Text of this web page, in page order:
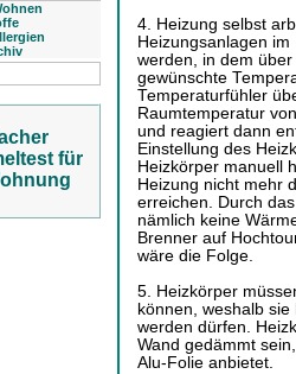
für
4. Heizung selbst
Heizungsanlagen
werden, in dem
gewünschte
Temperaturfühler
Raumtemperatur
und reagiert dann
Einstellung des
Heizkörper manuell
Heizung nicht mehr
erreichen. Durch
nämlich keine
Brenner auf
wäre die Folge.
5. Heizkörper
können, weshalb
werden dürfen.
Wand gedämmt
Alu-Folie anbietet.